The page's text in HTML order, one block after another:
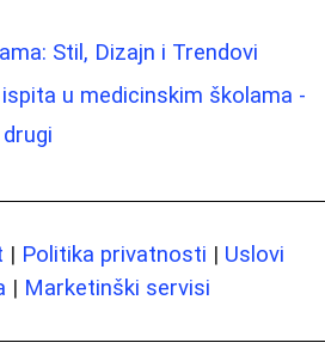
Stil, Dizajn i Trendovi
u medicinskim školama -
| Politika privatnosti | Uslovi
| Marketinški servisi